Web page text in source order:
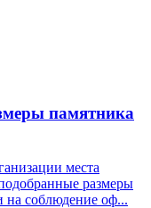
памятника
места
размеры
на соблюдение оф...